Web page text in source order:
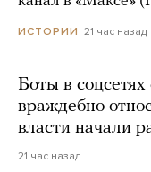
ИСТОРИИ 21 час назад
Боты в соцсетях
враждебно
власти начали
21 час назад